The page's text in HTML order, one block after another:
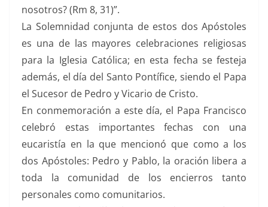
nosotros? (Rm 8, 31)”.
La Solemnidad conjunta de estos dos Apóstoles
es una de las mayores celebraciones religiosas
para la Iglesia Católica; en esta fecha se festeja
además, el día del Santo Pontífice, siendo el Papa
el Sucesor de Pedro y Vicario de Cristo.
En conmemoración a este día, el Papa Francisco
celebró estas importantes fechas con una
eucaristía en la que mencionó que como a los
dos Apóstoles: Pedro y Pablo, la oración libera a
toda la comunidad de los encierros tanto
personales como comunitarios.